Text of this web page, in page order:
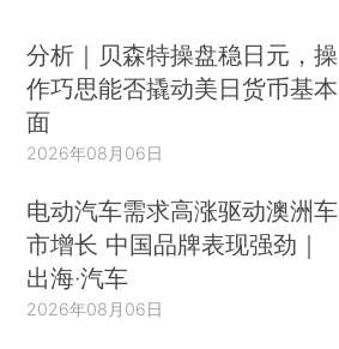
分析｜贝森特操盘稳日元，操
作巧思能否撬动美日货币基本
面
2026年08月06日
电动汽车需求高涨驱动澳洲车
市增长 中国品牌表现强劲｜
出海·汽车
2026年08月06日